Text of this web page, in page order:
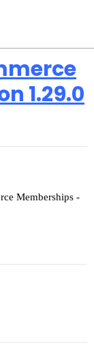
1.29.0
Memberships -